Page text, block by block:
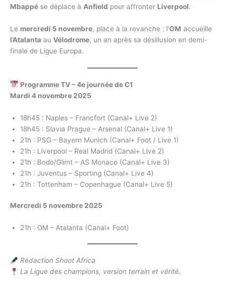
Mbappé se déplace à Anfield pour affronter Liverpool.
Le mercredi 5 novembre, place à la revanche : l’OM accueille
l’Atalanta au Vélodrome, un an après sa désillusion en demi-
finale de Ligue Europa.
Programme TV – 4e journée de C1
Mardi 4 novembre 2025
18h45 : Naples – Francfort (Canal+ Live 2)
18h45 : Slavia Prague – Arsenal (Canal+ Live 1)
21h : PSG – Bayern Munich (Canal+ Foot / Live 1)
21h : Liverpool – Real Madrid (Canal+ Live 2)
21h : Bodo/Glimt – AS Monaco (Canal+ Live 3)
21h : Juventus – Sporting (Canal+ Live 4)
21h : Tottenham – Copenhague (Canal+ Live 5)
Mercredi 5 novembre 2025
21h : OM – Atalanta (Canal+ Foot)
Rédaction Shoot Africa
La Ligue des champions, version terrain et vérité.